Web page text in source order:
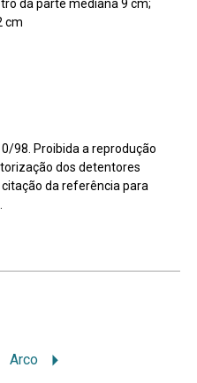
da parte mediana 9 cm;
cm
98. Proibida a reprodução
dos detentores
da referência para
Arco